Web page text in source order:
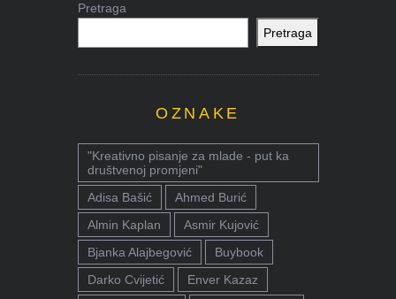
Pretraga
Pretraga
OZNAKE
"Kreativno pisanje za mlade - put ka
društvenoj promjeni"
Adisa Bašić
Ahmed Burić
Almin Kaplan
Asmir Kujović
Bjanka Alajbegović
Buybook
Darko Cvijetić
Enver Kazaz